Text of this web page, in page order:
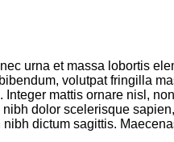
urna et massa lobortis
volutpat fringilla
mattis ornare nisl,
dolor scelerisque
dictum sagittis.